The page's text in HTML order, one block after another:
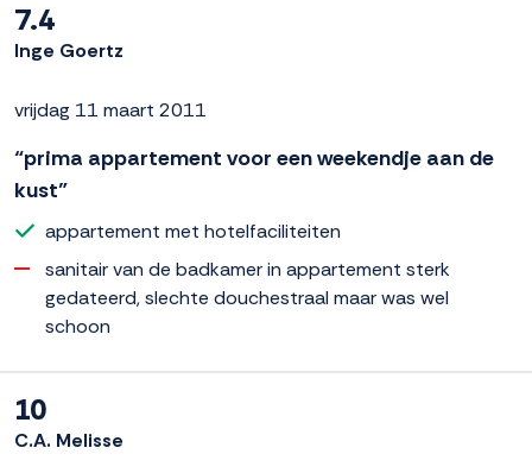
7.4
Inge Goertz
vrijdag 11 maart 2011
“prima appartement voor een weekendje aan de
kust”
appartement met hotelfaciliteiten
sanitair van de badkamer in appartement sterk
gedateerd, slechte douchestraal maar was wel
schoon
10
C.A. Melisse